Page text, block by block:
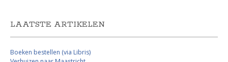
LAATSTE ARTIKELEN
Boeken bestellen (via Libris)